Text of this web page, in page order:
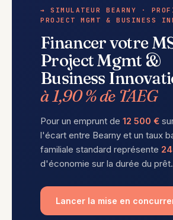
→ SIMULATEUR BEARNY ·
PROJECT MGMT & BUSINESS
Financer votre
Project Mgmt &
Business
à 1,90 % de TAEG
Pour un emprunt de 12 500 €
l'écart entre Bearny et un taux
familiale standard représente
d'économie sur la durée du prêt.
Lancer la mise en